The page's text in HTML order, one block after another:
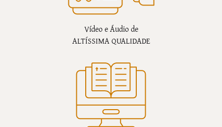
Vídeo e Áudio de
ALTÍSSIMA QUALIDADE